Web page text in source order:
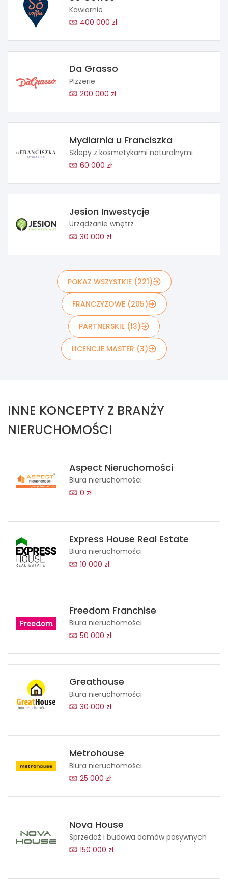
Kawiarnie
400 000 zł
Da Grasso
Pizzerie
200 000 zł
Mydlarnia u Franciszka
Sklepy z kosmetykami naturalnymi
60 000 zł
Jesion Inwestycje
Urządzanie wnętrz
30 000 zł
POKAŻ WSZYSTKIE (221)
FRANCZYZOWE (205)
PARTNERSKIE (13)
LICENCJE MASTER (3)
INNE KONCEPTY Z BRANŻY
NIERUCHOMOŚCI
Aspect Nieruchomości
Biura nieruchomości
0 zł
Express House Real Estate
Biura nieruchomości
10 000 zł
Freedom Franchise
Biura nieruchomości
50 000 zł
Greathouse
Biura nieruchomości
30 000 zł
Metrohouse
Biura nieruchomości
25 000 zł
Nova House
Sprzedaż i budowa domów pasywnych
150 000 zł